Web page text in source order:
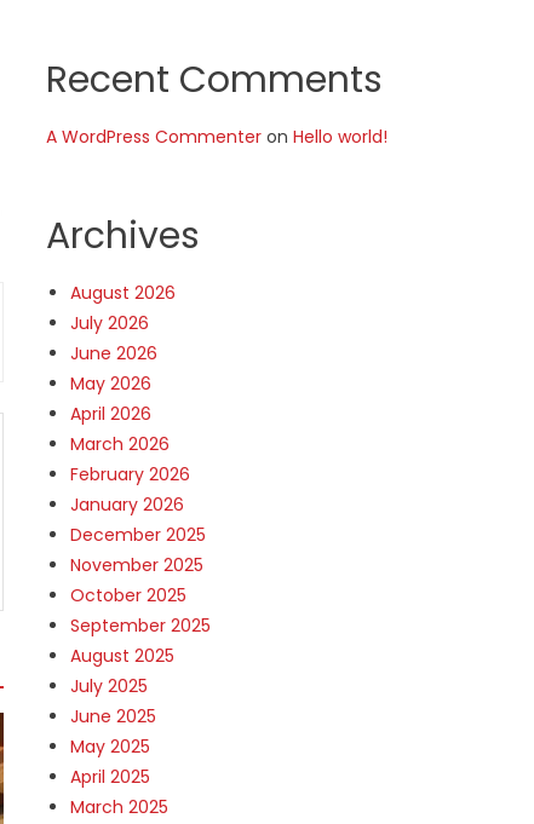
Recent Comments
A WordPress Commenter onHello world!
Archives
August 2026
July 2026
June 2026
May 2026
April 2026
March 2026
February 2026
January 2026
December 2025
November 2025
October 2025
September 2025
August 2025
July 2025
June 2025
May 2025
April 2025
March 2025